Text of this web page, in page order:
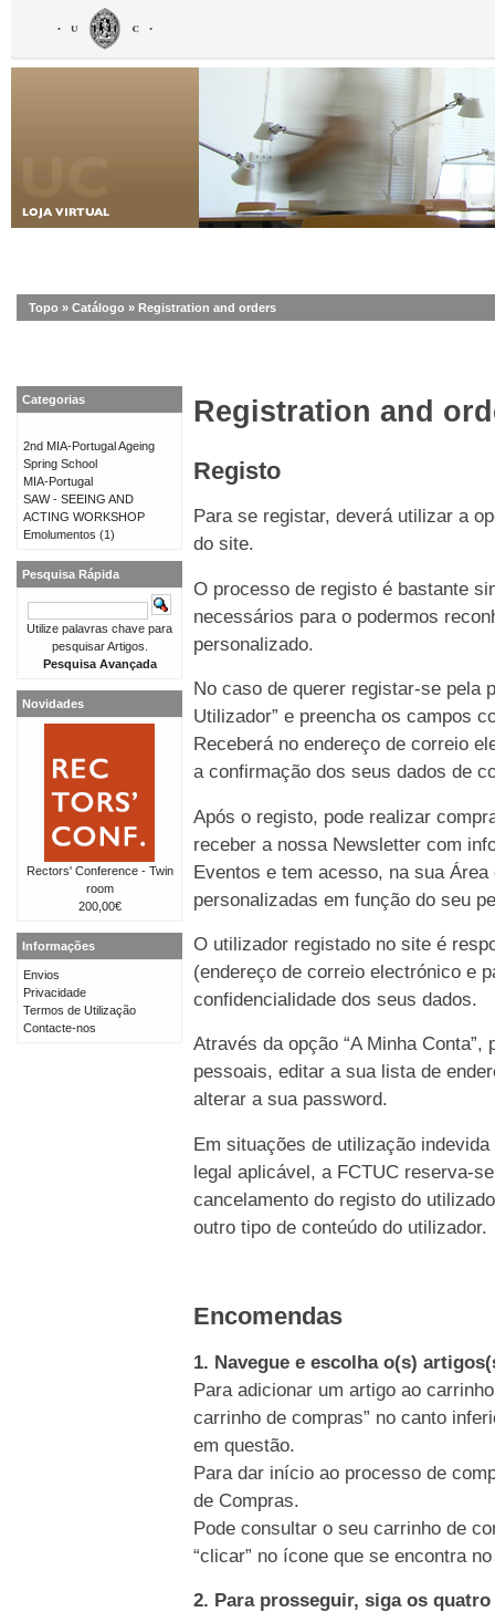
Topo » Catálogo » Registration and orders
Registration and
Registo
Para se registar, deverá utilizar a
do site.
O processo de registo é bastante
necessários para o podermos
personalizado.
No caso de querer registar-se pela
Utilizador” e preencha os campos
Receberá no endereço de correio
a confirmação dos seus dados de
Após o registo, pode realizar
receber a nossa Newsletter com
Eventos e tem acesso, na sua
personalizadas em função do seu
O utilizador registado no site é
(endereço de correio electrónico e
confidencialidade dos seus dados.
Através da opção “A Minha
pessoais, editar a sua lista de
alterar a sua password.
Em situações de utilização
legal aplicável, a FCTUC reserva-
cancelamento do registo do
outro tipo de conteúdo do utilizador.
Encomendas
1. Navegue e escolha o(s)
Para adicionar um artigo ao
carrinho de compras” no canto
em questão.
Para dar início ao processo de
de Compras.
Pode consultar o seu carrinho de
“clicar” no ícone que se encontra
2. Para prosseguir, siga os
Categorias
2nd MIA-Portugal Ageing
Spring School
MIA-Portugal
SAW - SEEING AND
ACTING WORKSHOP
Emolumentos (1)
Pesquisa Rápida
Utilize palavras chave para
pesquisar Artigos.
Pesquisa Avançada
Novidades
Rectors' Conference - Twin
room
200,00€
Informações
Envios
Privacidade
Termos de Utilização
Contacte-nos